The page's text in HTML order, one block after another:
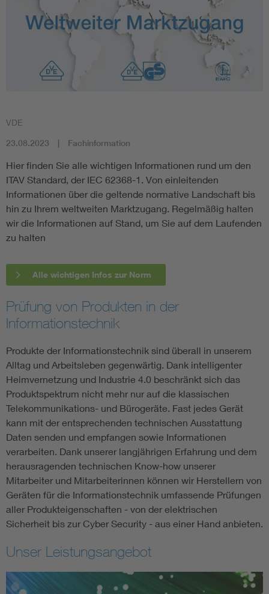
VDE
23.08.2023 Fachinformation
Hier finden Sie alle wichtigen Informationen rund um den
ITAV Standard, der IEC 62368-1. Von einleitenden
Informationen über die geltende normative Landschaft bis
hin zu Ihrem weltweiten Marktzugang. Regelmäßig halten
wir die Informationen auf Stand, um Sie auf dem Laufenden
zu halten
Alle wichtigen Infos zur Norm
Prüfung von Produkten in der
Informationstechnik
Produkte der Informationstechnik sind überall in unserem
Alltag und Arbeitsleben gegenwärtig. Dank intelligenter
Heimvernetzung und Industrie 4.0 beschränkt sich das
Produktspektrum nicht mehr nur auf die klassischen
Telekommunikations- und Bürogeräte. Fast jedes Gerät
kann mit der entsprechenden technischen Ausstattung
Daten senden und empfangen sowie Informationen
verarbeiten. Dank unserer langjährigen Erfahrung und dem
herausragenden technischen Know-how unserer
Mitarbeiter und Mitarbeiterinnen können wir Herstellern von
Geräten für die Informationstechnik umfassende Prüfungen
aller Produkteigenschaften - von der elektrischen
Sicherheit bis zur Cyber Security - aus einer Hand anbieten.
Unser Leistungsangebot